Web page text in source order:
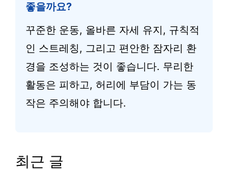
좋을까요?
꾸준한 운동, 올바른 자세 유지, 규칙적
인 스트레칭, 그리고 편안한 잠자리 환
경을 조성하는 것이 좋습니다. 무리한
활동은 피하고, 허리에 부담이 가는 동
작은 주의해야 합니다.
최근 글